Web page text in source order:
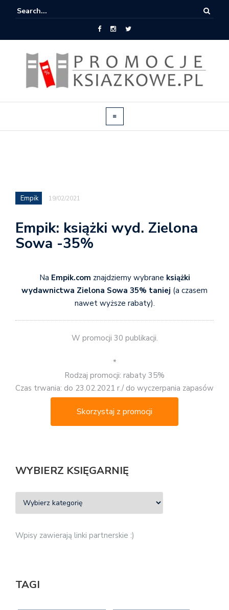
Empik 19/02/2021
Empik: książki wyd. Zielona
Sowa -35%
Na Empik.com znajdziemy wybrane książki
wydawnictwa Zielona Sowa 35% taniej (a czasem
nawet wyższe rabaty).
W promocji 30 publikacji.
*
Rodzaj promocji: rabaty 35%
Czas trwania: do 23.02.2021 r./ do wyczerpania zapasów
Skorzystaj z promocji
WYBIERZ KSIĘGARNIĘ
Wpisy zawierają linki partnerskie :)
TAGI